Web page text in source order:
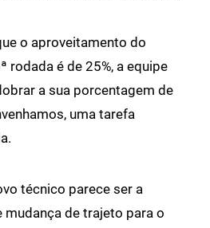
o aproveitamento do
rodada é de 25%, a equipe
a sua porcentagem de
uma tarefa
técnico parece ser a
mudança de trajeto para o